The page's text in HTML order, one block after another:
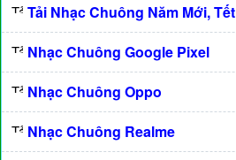
Tải Nhạc Chuông Năm Mới, Tết
Nhạc Chuông Google Pixel
Nhạc Chuông Oppo
Nhạc Chuông Realme